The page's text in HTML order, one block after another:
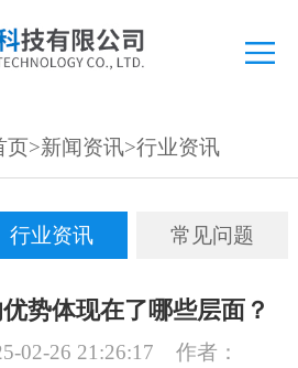
页>新闻资讯>行业资讯
行业资讯 常见问题
势体现在了哪些层面？
02-26 21:26:17
作者：